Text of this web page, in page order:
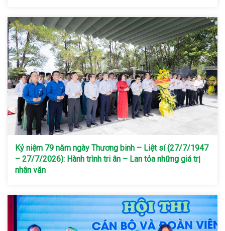
Kỷ niệm 79 năm ngày Thương binh – Liệt sí (27/7/1947
– 27/7/2026): Hành trình tri ân – Lan tỏa những giá trị
nhân văn